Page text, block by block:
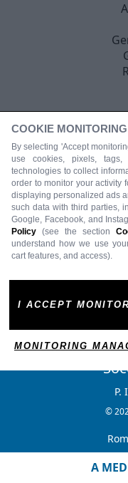
P.
©
A
COOKIE
By selecting 'Accept
use cookies, pixels,
technologies to collect
order to monitor your activity
displaying personalized ads
such data with third parties,
Google, Facebook, and
Policy (see the section
understand how we use
cart features, and access).
I ACCEPT
MONITORING